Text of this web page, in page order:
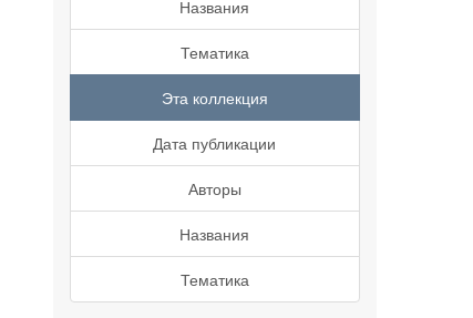
Названия
Тематика
Эта коллекция
Дата публикации
Авторы
Названия
Тематика